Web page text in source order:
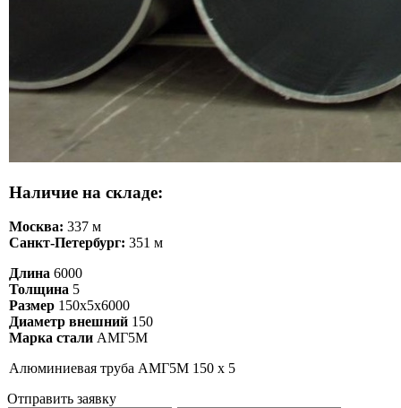
Наличие на складе:
Москва: 337 м
Санкт-Петербург: 351 м
Длина 6000
Толщина 5
Размер 150х5х6000
Диаметр внешний 150
Марка стали АМГ5М
Алюминиевая труба АМГ5М 150 х 5
Отправить заявку